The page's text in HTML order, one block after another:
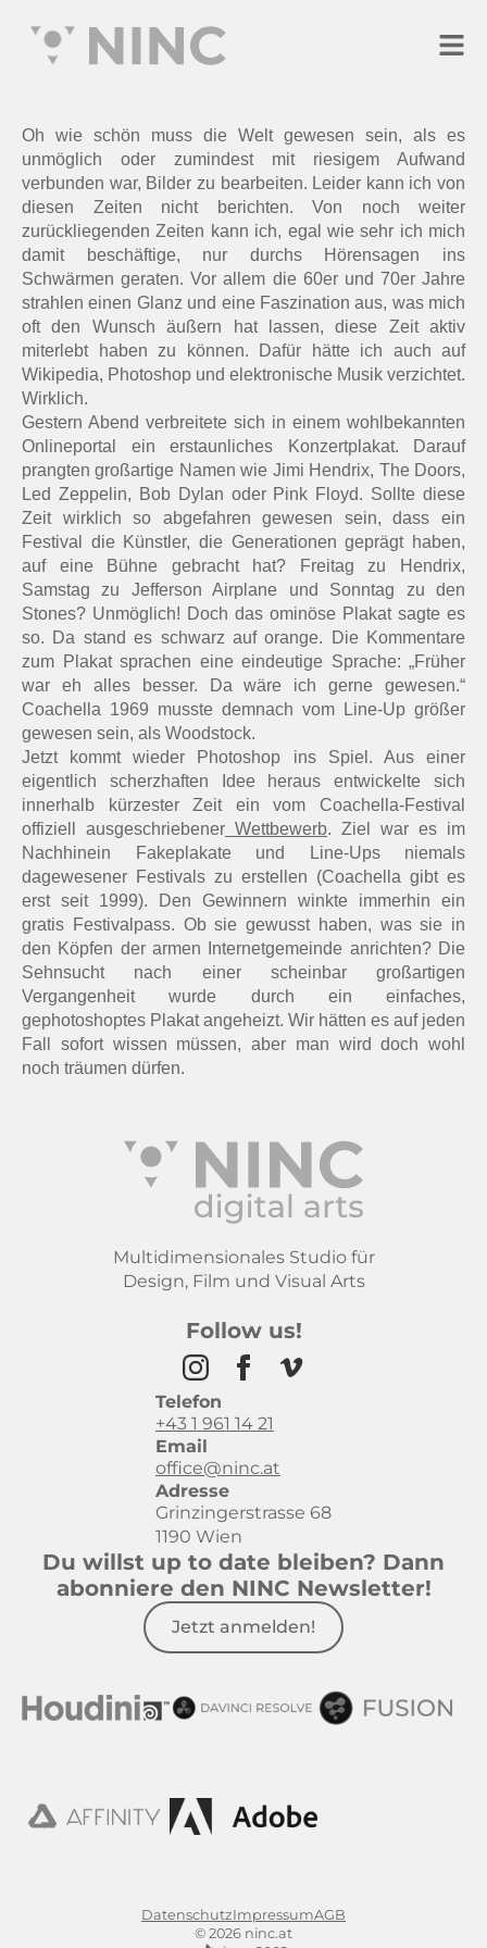
Oh wie schön muss die Welt gewesen sein, als es
unmöglich oder zumindest mit riesigem Aufwand
verbunden war, Bilder zu bearbeiten. Leider kann ich von
diesen Zeiten nicht berichten. Von noch weiter
zurückliegenden Zeiten kann ich, egal wie sehr ich mich
damit beschäftige, nur durchs Hörensagen ins
Schwärmen geraten. Vor allem die 60er und 70er Jahre
strahlen einen Glanz und eine Faszination aus, was mich
oft den Wunsch äußern hat lassen, diese Zeit aktiv
miterlebt haben zu können. Dafür hätte ich auch auf
Wikipedia, Photoshop und elektronische Musik verzichtet.
Wirklich.
Gestern Abend verbreitete sich in einem wohlbekannten
Onlineportal ein erstaunliches Konzertplakat. Darauf
prangten großartige Namen wie Jimi Hendrix, The Doors,
Led Zeppelin, Bob Dylan oder Pink Floyd. Sollte diese
Zeit wirklich so abgefahren gewesen sein, dass ein
Festival die Künstler, die Generationen geprägt haben,
auf eine Bühne gebracht hat? Freitag zu Hendrix,
Samstag zu Jefferson Airplane und Sonntag zu den
Stones? Unmöglich! Doch das ominöse Plakat sagte es
so. Da stand es schwarz auf orange. Die Kommentare
zum Plakat sprachen eine eindeutige Sprache: „Früher
war eh alles besser. Da wäre ich gerne gewesen.“
Coachella 1969 musste demnach vom Line-Up größer
gewesen sein, als Woodstock.
Jetzt kommt wieder Photoshop ins Spiel. Aus einer
eigentlich scherzhaften Idee heraus entwickelte sich
innerhalb kürzester Zeit ein vom Coachella-Festival
offiziell ausgeschriebener Wettbewerb. Ziel war es im
Nachhinein Fakeplakate und Line-Ups niemals
dagewesener Festivals zu erstellen (Coachella gibt es
erst seit 1999). Den Gewinnern winkte immerhin ein
gratis Festivalpass. Ob sie gewusst haben, was sie in
den Köpfen der armen Internetgemeinde anrichten? Die
Sehnsucht nach einer scheinbar großartigen
Vergangenheit wurde durch ein einfaches,
gephotoshoptes Plakat angeheizt. Wir hätten es auf jeden
Fall sofort wissen müssen, aber man wird doch wohl
noch träumen dürfen.
Multidimensionales Studio für
Design, Film und Visual Arts
Follow us!
Telefon
+43 1 961 14 21
Email
office@ninc.at
Adresse
Grinzingerstrasse 68
1190 Wien
Du willst up to date bleiben? Dann
abonniere den NINC Newsletter!
Jetzt anmelden!
DatenschutzImpressumAGB
© 2026 ninc.at